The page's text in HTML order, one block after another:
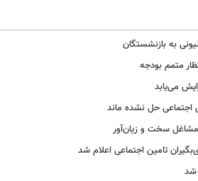
متمم بودجه
می‌یابد
اجتماعی حل نشده ماند
سخت و زیان‌آور
تامین اجتماعی اعلام شد
شد